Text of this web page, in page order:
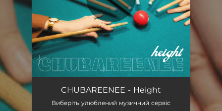
First Word. Prologue
Temptation 03:13
CHUBAREENEE - Height
Виберіть улюблений музичний сервіс